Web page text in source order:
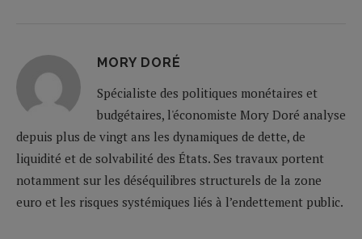
MORY DORÉ
Spécialiste des politiques monétaires et
budgétaires, l'économiste Mory Doré analyse
depuis plus de vingt ans les dynamiques de dette, de
liquidité et de solvabilité des États. Ses travaux portent
notamment sur les déséquilibres structurels de la zone
euro et les risques systémiques liés à l’endettement public.